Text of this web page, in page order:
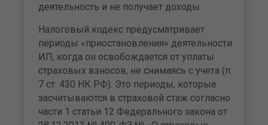
деятельность и не получает доходы.
Налоговый кодекс предусматривает
периоды «приостановления» деятельности
ИП, когда он освобождается от уплаты
страховых взносов, не снимаясь с учета (п.
7 ст. 430 НК РФ). Это периоды, которые
засчитываются в страховой стаж согласно
части 1 статьи 12 Федерального закона от